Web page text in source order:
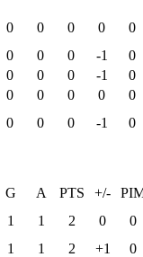
0 0 0 0
0
0 0 0 -1
0
0 0 0 -1
0
0 0 0 0
0
0 0 0 -1 0
G A PTS +/-
1 1 2 0
0
1 1 2 +1
0